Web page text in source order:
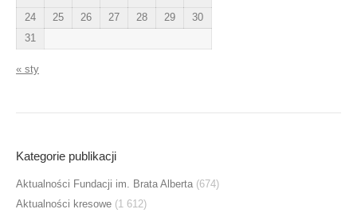
24
25 26 27 28 29
30
31
« sty
Kategorie publikacji
Aktualności Fundacji im. Brata Alberta (674)
Aktualności kresowe (1 612)